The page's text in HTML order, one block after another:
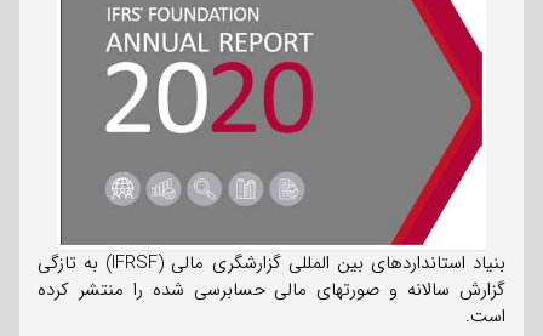
بنیاد استانداردهای بین المللی گزارشگری مالی (IFRSF) به تازگی
گزارش سالانه و صورتهای مالی حسابرسی شده را منتشر کرده
است.